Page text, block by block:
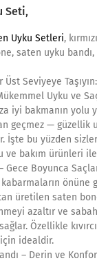
Seti,
Uyku Setleri,
saten uyku
Seviyeye
Uyku ve
iyi bakmanın yolu
geçmez — güzellik
İşte bu yüzden
bakım ürünleri ile
Gece Boyunca
kabarmaların önüne
üretilen saten
azaltır ve
Özellikle
idealdir.
– Derin ve